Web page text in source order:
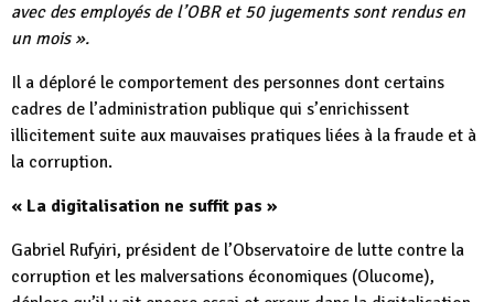
avec des employés de l’OBR et 50 jugements sont rendus en
un mois ».
Il a déploré le comportement des personnes dont certains
cadres de l’administration publique qui s’enrichissent
illicitement suite aux mauvaises pratiques liées à la fraude et à
la corruption.
« La digitalisation ne suffit pas »
Gabriel Rufyiri, président de l’Observatoire de lutte contre la
corruption et les malversations économiques (Olucome),